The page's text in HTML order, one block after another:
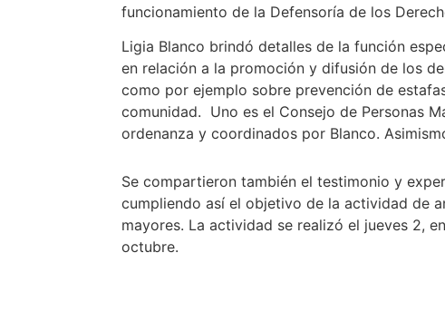
funcionamiento de la Defensoría de los
Ligia Blanco brindó detalles de la función
en relación a la promoción y difusión de los
como por ejemplo sobre prevención de
comunidad. Uno es el Consejo de Personas
ordenanza y coordinados por Blanco.
Se compartieron también el testimonio y
cumpliendo así el objetivo de la actividad de
mayores. La actividad se realizó el jueves 2,
octubre.